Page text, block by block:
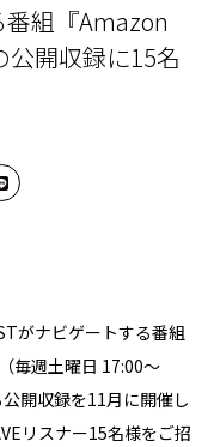
番組『Amazon
公開収録に15名
がナビゲートする番組
毎週土曜日 17:00～
開収録を11月に開催し
リスナー15名様をご招